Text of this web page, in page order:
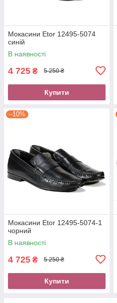
Мокасини Etor 12495-5074
синій
В наявності
4 725 ₴ 5 250 ₴
Купити
–10%
Мокасини Etor 12495-5074-1
чорний
В наявності
4 725 ₴ 5 250 ₴
Купити